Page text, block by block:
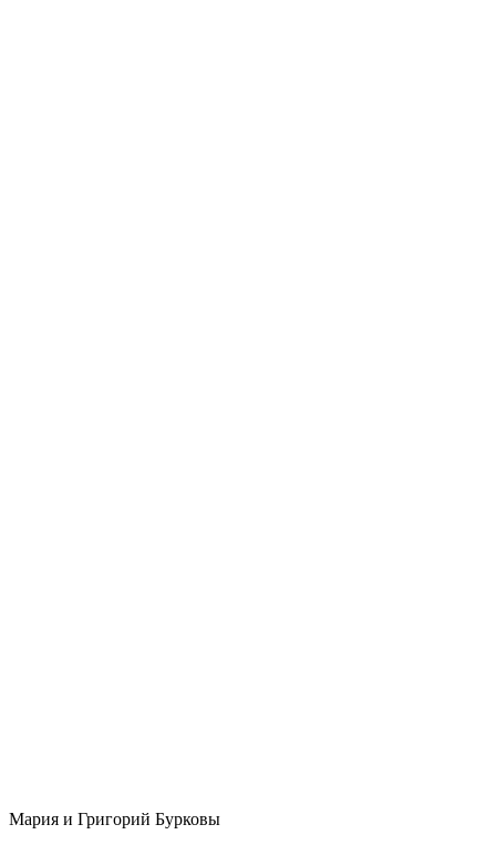
Мария и Григорий Бурковы